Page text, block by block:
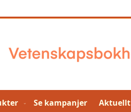
Se kampanjer Aktuellt